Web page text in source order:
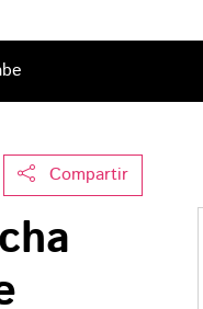
Compartir